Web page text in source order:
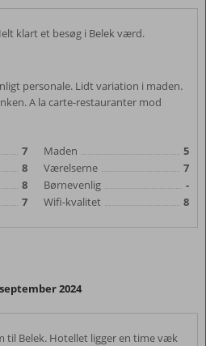
klart et besøg i Belek værd.
personale. Lidt variation i maden.
A la carte-restauranter mod
7
8
8
7
Maden
5
Værelserne
7
Børnevenlig
-
Wifi-kvalitet
8
2024
til Belek. Hotellet ligger en time væk